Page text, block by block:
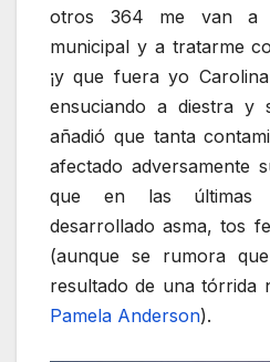
otros 364 me van a
municipal y a tratarme
¡y que fuera yo
ensuciando a diestra y
añadió que tanta
afectado adversamente
que en las últimas
desarrollado asma, tos
(aunque se rumora
resultado de una tórrida
Pamela Anderson).